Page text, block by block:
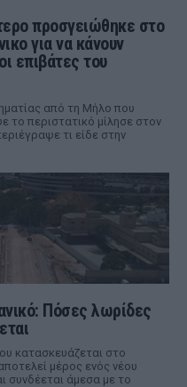
προσγειώθηκε στο
για να κάνουν
επιβάτες του
από τη Μήλο που
το περιστατικό μίλησε στον
τι είδε στην
Πόσες λωρίδες
κατασκευάζεται στο
μέρος ενός νέου
συνδέεται άμεσα με το